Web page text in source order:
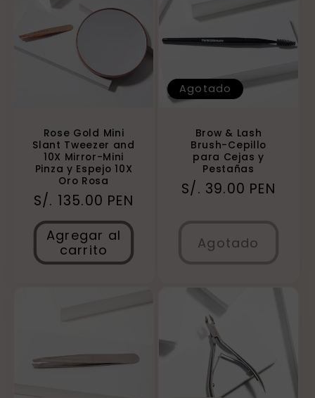
Rose Gold Mini
Slant Tweezer and
10X Mirror-Mini
Pinza y Espejo 10X
Oro Rosa
Precio
habitual
S/. 135.00 PEN
Agregar al
carrito
Agotado
Brow & Lash
Brush-Cepillo
para Cejas y
Pestañas
Precio
S/. 39.00 PEN
Agotado